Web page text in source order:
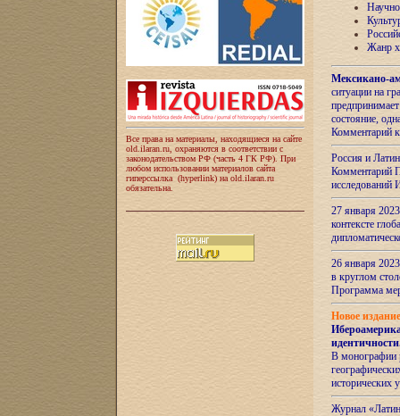
Все права на материалы, находящиеся на сайте
old.ilaran.ru, охраняются в соответствии с
законодательством РФ (часть 4 ГК РФ). При
любом использовании материалов сайта
гиперссылка (hyperlink) на old.ilaran.ru
обязательна.
Жанр
Мексикано-
ситуации на
состояние,
Комментарий
Россия и
Комментарий
27 января
контексте
26 января
в круглом
Программа
Новое
идентичности
В монографии
исторических
Журнал